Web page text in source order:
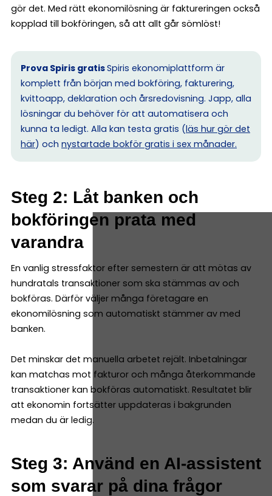
gör det. Med rätt ekonomilösning är faktureringen också
kopplad till bokföringen, så att allt går sömlöst!
Prova Spiris gratisSpiris ekonomiplattform är
komplett från början med bokföring, fakturering,
kvittoapp, deklaration och årsredovisning. Japp, alla
lösningar du behöver för att automatisera och
kunna ta ledigt. Alla kan testa gratis (läs hur gör det
här) och nystartade bokför gratis i sex månader.
Steg 2: Låt banken och
bokföringen prata med
varandra
En vanlig stressfaktor efter semestern är att mötas av
hundratals transaktioner som ska stämmas av och
bokföras. Därför väljer många företagare en
ekonomilösning som automatiskt stämmer av med
banken.
Det minskar det manuella arbetet rejält. Inbetalningar
kan matchas mot fakturor och många återkommande
transaktioner kan bokföras automatiskt. Resultatet blir
att ekonomin fortsätter uppdateras i bakgrunden
medan du är ledig.
Steg 3: Använd en AI-assistent
som svarar på dina frågor